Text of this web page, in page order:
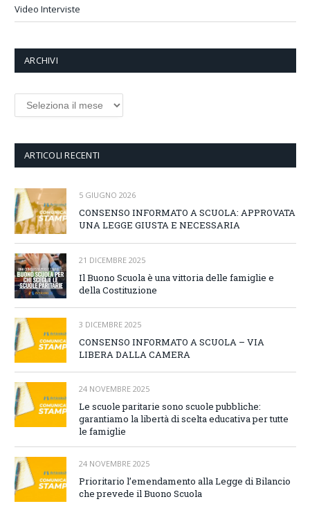
Video Interviste
ARCHIVI
Archivi
ARTICOLI RECENTI
5 GIUGNO 2026
CONSENSO INFORMATO A SCUOLA: APPROVATA
UNA LEGGE GIUSTA E NECESSARIA
21 DICEMBRE 2025
Il Buono Scuola è una vittoria delle famiglie e
della Costituzione
3 DICEMBRE 2025
CONSENSO INFORMATO A SCUOLA – VIA
LIBERA DALLA CAMERA
24 NOVEMBRE 2025
Le scuole paritarie sono scuole pubbliche:
garantiamo la libertà di scelta educativa per tutte
le famiglie
24 NOVEMBRE 2025
Prioritario l’emendamento alla Legge di Bilancio
che prevede il Buono Scuola